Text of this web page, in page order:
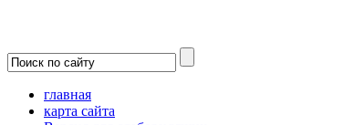
главная
карта сайта